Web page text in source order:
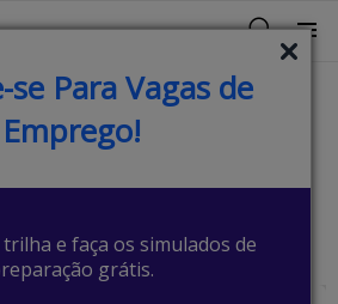
se Para Vagas de
Emprego!
e faça os simulados de
grátis.
Menu
Blockchain:
a pena investir